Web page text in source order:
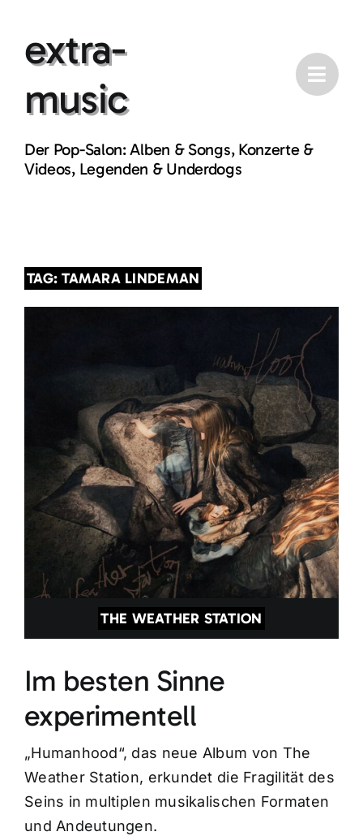
contentextra-
music
Der Pop-Salon: Alben & Songs, Konzerte &
Videos, Legenden & Underdogs
TAG: TAMARA LINDEMAN
THE WEATHER STATION
Im besten Sinne
experimentell
„Humanhood“, das neue Album von The
Weather Station, erkundet die Fragilität des
Seins in multiplen musikalischen Formaten
und Andeutungen.